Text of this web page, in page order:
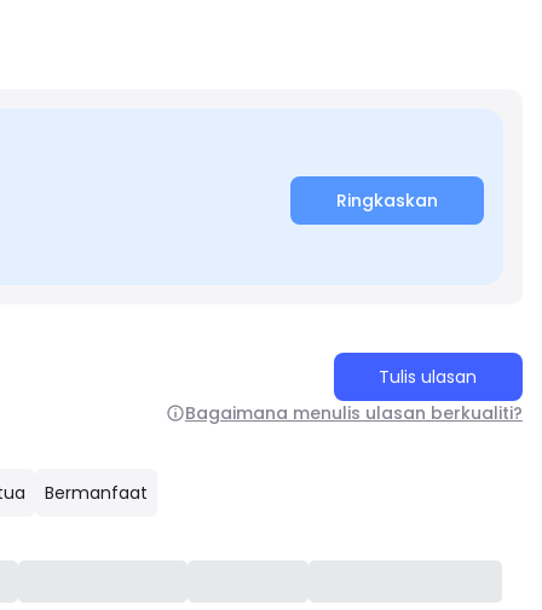
Ringkaskan
Tulis ulasan
Bagaimana menulis ulasan berkualiti?
Bermanfaat